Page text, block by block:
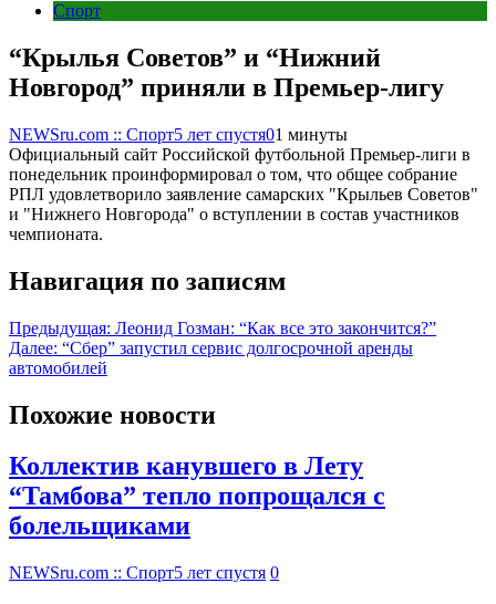
Спорт
“Крылья Советов” и “Нижний
Новгород” приняли в Премьер-лигу
NEWSru.com :: Спорт5 лет спустя01 минуты
Официальный сайт Российской футбольной Премьер-лиги в
понедельник проинформировал о том, что общее собрание
РПЛ удовлетворило заявление самарских "Крыльев Советов"
и "Нижнего Новгорода" о вступлении в состав участников
чемпионата.
Навигация по записям
Предыдущая: Леонид Гозман: “Как все это закончится?”
Далее: “Сбер” запустил сервис долгосрочной аренды
автомобилей
Похожие новости
Коллектив канувшего в Лету
“Тамбова” тепло попрощался с
болельщиками
NEWSru.com :: Спорт5 лет спустя 0